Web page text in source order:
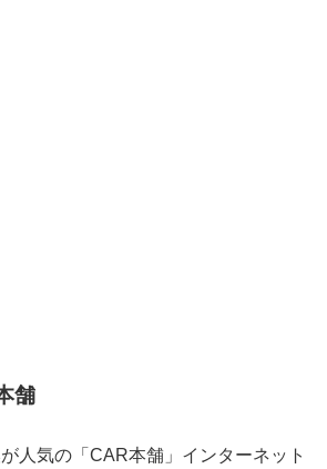
舗
人気の「CAR本舗」インターネット